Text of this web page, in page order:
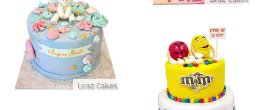
Liraz Cakes
עוגת דובי לגילוי מין העובר
התקשר/י
עוגת ממתקים M&M
התקשר/י